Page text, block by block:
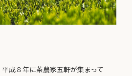
成８年に茶農家五軒が集まって